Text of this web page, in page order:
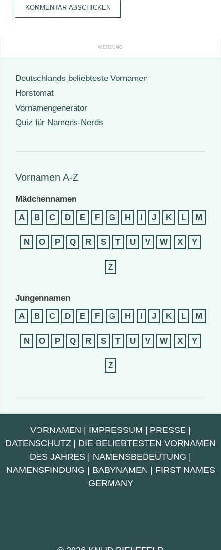
Deutschlands beliebteste Vornamen
Horstomat
Vornamengenerator
Quiz für Namens-Nerds
Vornamen A-Z
Mädchennamen
A
B C D E F G H I J K L M
N O P Q R S T U V W X Y
Z
Jungennamen
A
B C D E F G H I J K L M
N O P Q R S T U V W X Y
Z
VORNAMEN | IMPRESSUM | PRESSE |
DATENSCHUTZ | DIE BELIEBTESTEN VORNAMEN
DES JAHRES | NAMENSBEDEUTUNG |
NAMENSFINDUNG | BABYNAMEN | FIRST NAMES
GERMANY